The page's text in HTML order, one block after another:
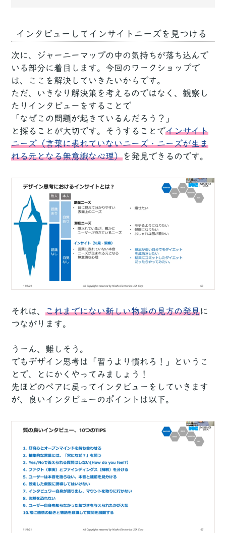
インタビューしてインサイトニーズを見つける
次に、ジャーニーマップの中の気持ちが落ち込んで
いる部分に着目します。今回のワークショップで
は、ここを解決していきたいからです。
ただ、いきなり解決策を考えるのではなく、観察し
たりインタビューをすることで
「なぜこの問題が起きているんだろう？」
と探ることが大切です。そうすることでインサイト
ニーズ（言葉に表れていないニーズ・ニーズが生ま
れる元となる無意識な心理）を発見できるのです。
それは、これまでにない新しい物事の見方の発見に
つながります。
うーん、難しそう。
でもデザイン思考は「習うより慣れろ！」というこ
とで、とにかくやってみましょう！
先ほどのペアに戻ってインタビューをしていきます
が、良いインタビューのポイントは以下。